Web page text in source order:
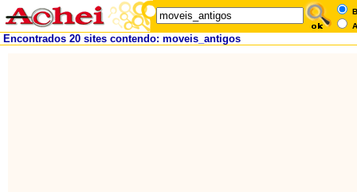
Encontrados 20 sites contendo: moveis_antigos